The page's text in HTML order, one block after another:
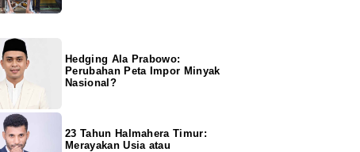
Hedging Ala Prabowo:
Perubahan Peta Impor Minyak
Nasional?
23 Tahun Halmahera Timur:
Merayakan Usia atau